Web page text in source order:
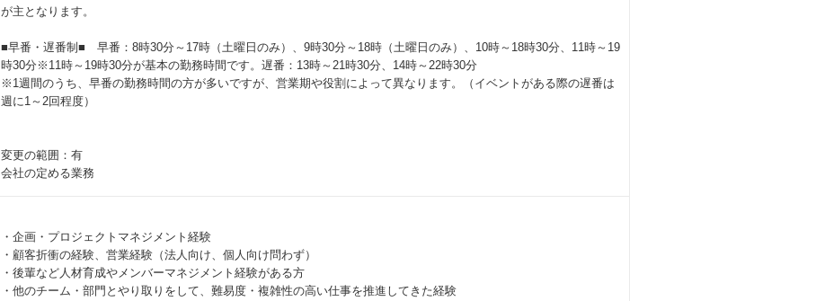
が主となります。
■早番・遅番制■ 早番：8時30分～17時（土曜日のみ）、9時30分～18時（土曜日のみ）、10時～18時30分、11時～19
時30分※11時～19時30分が基本の勤務時間です。遅番：13時～21時30分、14時～22時30分
※1週間のうち、早番の勤務時間の方が多いですが、営業期や役割によって異なります。（イベントがある際の遅番は
週に1～2回程度）
変更の範囲：有
会社の定める業務
・企画・プロジェクトマネジメント経験
・顧客折衝の経験、営業経験（法人向け、個人向け問わず）
・後輩など人材育成やメンバーマネジメント経験がある方
・他のチーム・部門とやり取りをして、難易度・複雑性の高い仕事を推進してきた経験